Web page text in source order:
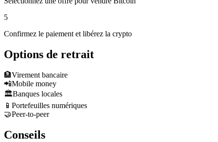
5
Confirmez le paiement et libérez la crypto
Options de retrait
🏦Virement bancaire
📲Mobile money
🏛️Banques locales
📱 Portefeuilles numériques
🤝Peer-to-peer
Conseils